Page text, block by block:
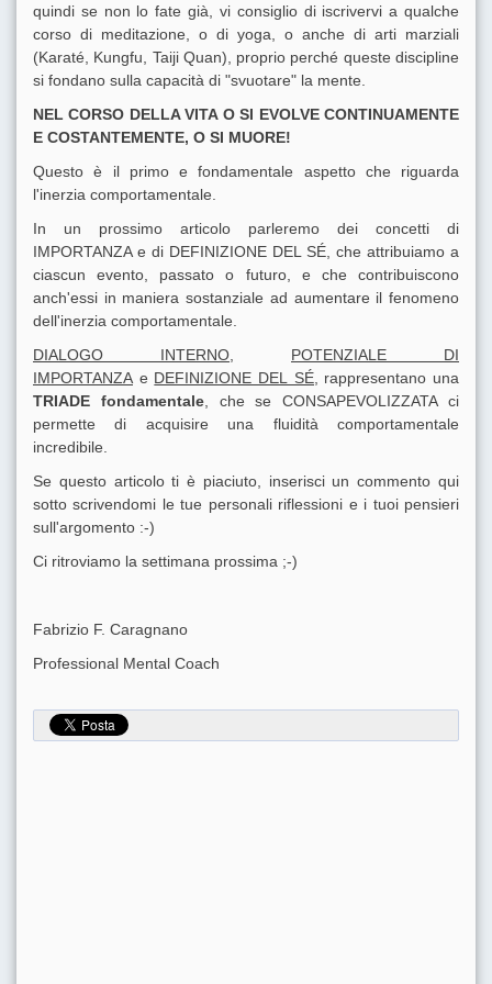
quindi se non lo fate già, vi consiglio di iscrivervi a qualche
corso di meditazione, o di yoga, o anche di arti marziali
(Karaté, Kungfu, Taiji Quan), proprio perché queste discipline
si fondano sulla capacità di "svuotare" la mente.
NEL CORSO DELLA VITA O SI EVOLVE CONTINUAMENTE
E COSTANTEMENTE, O SI MUORE!
Questo è il primo e fondamentale aspetto che riguarda
l'inerzia comportamentale.
In un prossimo articolo parleremo dei concetti di
IMPORTANZA e di DEFINIZIONE DEL SÉ, che attribuiamo a
ciascun evento, passato o futuro, e che contribuiscono
anch'essi in maniera sostanziale ad aumentare il fenomeno
dell'inerzia comportamentale.
DIALOGO INTERNO
POTENZIALE DI
IMPORTANZA e DEFINIZIONE DEL SÉ,
rappresentano una
TRIADE fondamentale, che se CONSAPEVOLIZZATA ci
permette di acquisire una fluidità comportamentale
incredibile.
Se questo articolo ti è piaciuto, inserisci un commento qui
sotto scrivendomi le tue personali riflessioni e i tuoi pensieri
sull'argomento :-)
Ci ritroviamo la settimana prossima ;-)
Fabrizio F. Caragnano
Professional Mental Coach